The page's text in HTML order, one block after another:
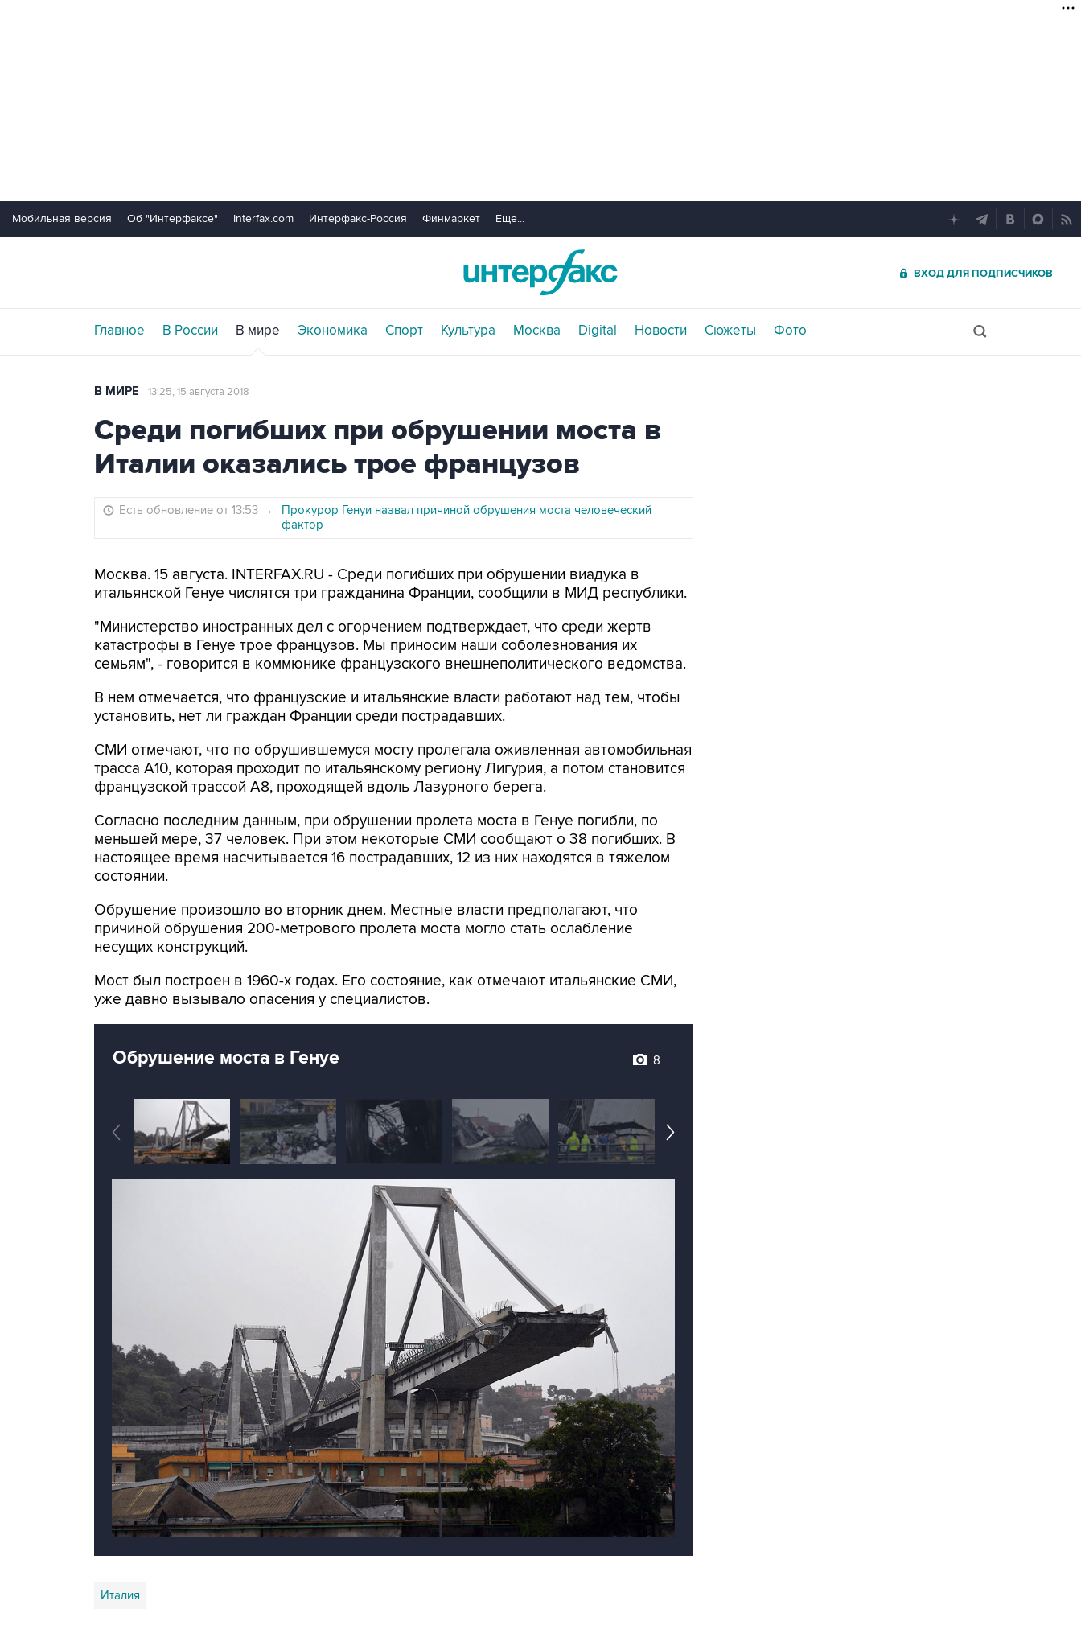
Мобильная версия Об "Интерфаксе" Interfax.com Интерфакс-Россия Финмаркет Еще...
ВХОД ДЛЯ ПОДПИСЧИКОВ
Главное В России В мире Экономика Спорт Культура Москва Digital Новости Сюжеты Фото
В МИРЕ 13:25, 15 августа 2018
Среди погибших при обрушении моста в
Италии оказались трое французов
Есть обновление от 13:53 →
Прокурор Генуи назвал причиной обрушения моста человеческий
фактор
Москва. 15 августа. INTERFAX.RU - Среди погибших при обрушении виадука в
итальянской Генуе числятся три гражданина Франции, сообщили в МИД республики.
"Министерство иностранных дел с огорчением подтверждает, что среди жертв
катастрофы в Генуе трое французов. Мы приносим наши соболезнования их
семьям", - говорится в коммюнике французского внешнеполитического ведомства.
В нем отмечается, что французские и итальянские власти работают над тем, чтобы
установить, нет ли граждан Франции среди пострадавших.
СМИ отмечают, что по обрушившемуся мосту пролегала оживленная автомобильная
трасса A10, которая проходит по итальянскому региону Лигурия, а потом становится
французской трассой A8, проходящей вдоль Лазурного берега.
Согласно последним данным, при обрушении пролета моста в Генуе погибли, по
меньшей мере, 37 человек. При этом некоторые СМИ сообщают о 38 погибших. В
настоящее время насчитывается 16 пострадавших, 12 из них находятся в тяжелом
состоянии.
Обрушение произошло во вторник днем. Местные власти предполагают, что
причиной обрушения 200-метрового пролета моста могло стать ослабление
несущих конструкций.
Мост был построен в 1960-х годах. Его состояние, как отмечают итальянские СМИ,
уже давно вызывало опасения у специалистов.
Обрушение моста в Генуе 8
Италия